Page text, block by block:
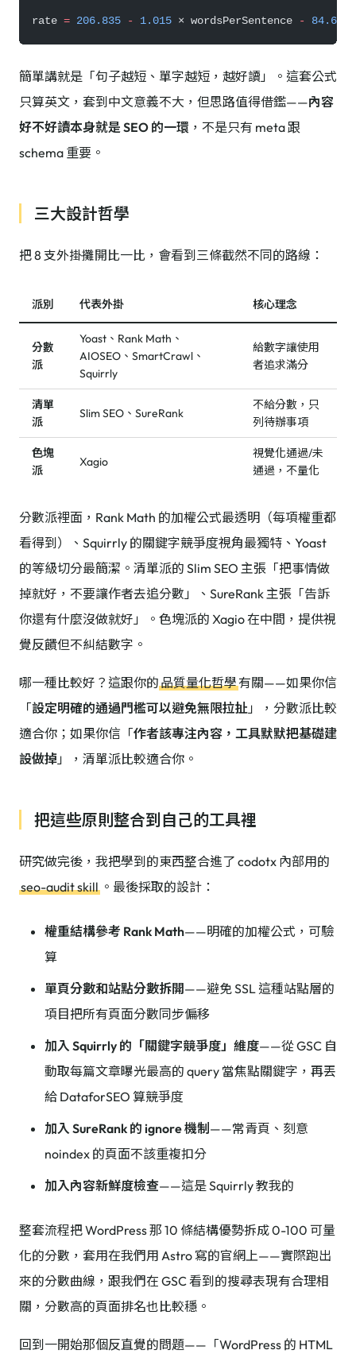
rate = 206.835 - 1.015 × wordsPerSentence - 84.6
簡單講就是「句子越短、單字越短，越好讀」。這套公式
只算英文，套到中文意義不大，但思路值得借鑑——內容
好不好讀本身就是 SEO 的一環 ，不是只有 meta 跟
schema 重要。
三大設計哲學
把 8 支外掛攤開比一比，會看到三條截然不同的路線：
派別 代表外掛 核心理念
分數
派
Yoast、Rank Math、
AIOSEO、SmartCrawl、
Squirrly
給數字讓使用
者追求滿分
清單
派
Slim SEO、SureRank
不給分數，只
列待辦事項
色塊
派
Xagio
視覺化通過/未
通過，不量化
分數派裡面，Rank Math 的加權公式最透明（每項權重都
看得到）、Squirrly 的關鍵字競爭度視角最獨特、Yoast
的等級切分最簡潔。清單派的 Slim SEO 主張「把事情做
掉就好，不要讓作者去追分數」、SureRank 主張「告訴
你還有什麼沒做就好」。色塊派的 Xagio 在中間，提供視
覺反饋但不糾結數字。
哪一種比較好？這跟你的品質量化哲學有關——如果你信
「設定明確的通過門檻可以避免無限拉扯」，分數派比較
適合你；如果你信「作者該專注內容，工具默默把基礎建
設做掉」，清單派比較適合你。
把這些原則整合到自己的工具裡
研究做完後，我把學到的東西整合進了 codotx 內部用的
seo-audit skill 。最後採取的設計：
權重結構參考 Rank Math——明確的加權公式，可驗
算
單頁分數和站點分數拆開 ——避免 SSL 這種站點層的
項目把所有頁面分數同步偏移
加入 Squirrly 的「關鍵字競爭度」維度——從 GSC 自
動取每篇文章曝光最高的 query 當焦點關鍵字，再丟
給 DataforSEO 算競爭度
加入 SureRank 的 ignore 機制——常青頁、刻意
noindex 的頁面不該重複扣分
加入內容新鮮度檢查——這是 Squirrly 教我的
整套流程把 WordPress 那 10 條結構優勢拆成 0-100 可量
化的分數，套用在我們用 Astro 寫的官網上——實際跑出
來的分數曲線，跟我們在 GSC 看到的搜尋表現有合理相
關，分數高的頁面排名也比較穩。
回到一開始那個反直覺的問題——「WordPress 的 HTML